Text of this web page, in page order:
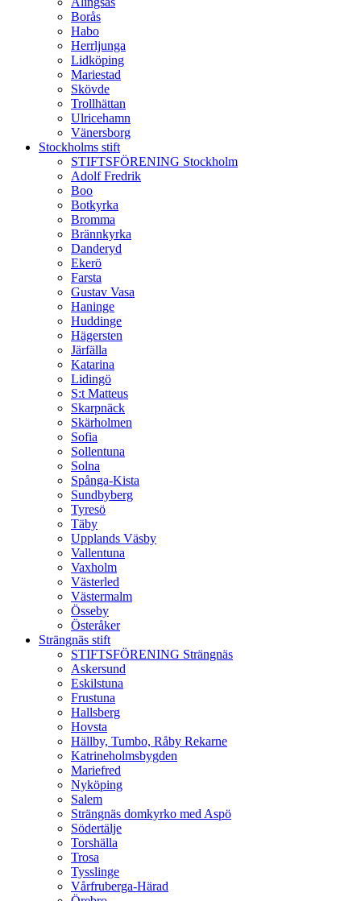
Borås
Habo
Herrljunga
Lidköping
Mariestad
Skövde
Trollhättan
Ulricehamn
Vänersborg
Stockholms stift
STIFTSFÖRENING Stockholm
Adolf Fredrik
Boo
Botkyrka
Bromma
Brännkyrka
Danderyd
Ekerö
Farsta
Gustav Vasa
Haninge
Huddinge
Hägersten
Järfälla
Katarina
Lidingö
S:t Matteus
Skarpnäck
Skärholmen
Sofia
Sollentuna
Solna
Spånga-Kista
Sundbyberg
Tyresö
Täby
Upplands Väsby
Vallentuna
Vaxholm
Västerled
Västermalm
Össeby
Österåker
Strängnäs stift
STIFTSFÖRENING Strängnäs
Askersund
Eskilstuna
Frustuna
Hallsberg
Hovsta
Hällby, Tumbo, Råby Rekarne
Katrineholmsbygden
Mariefred
Nyköping
Salem
Strängnäs domkyrko med Aspö
Södertälje
Torshälla
Trosa
Tysslinge
Vårfruberga-Härad